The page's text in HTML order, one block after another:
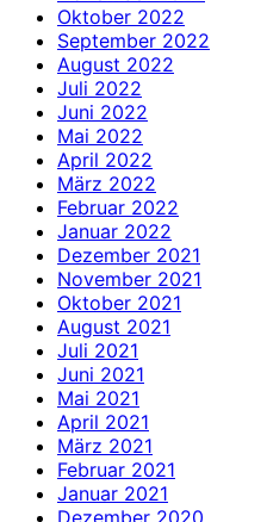
Oktober 2022
September 2022
August 2022
Juli 2022
Juni 2022
Mai 2022
April 2022
März 2022
Februar 2022
Januar 2022
Dezember 2021
November 2021
Oktober 2021
August 2021
Juli 2021
Juni 2021
Mai 2021
April 2021
März 2021
Februar 2021
Januar 2021